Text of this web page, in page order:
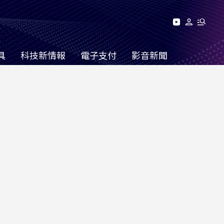
科技新情報 電子支付 影音新聞